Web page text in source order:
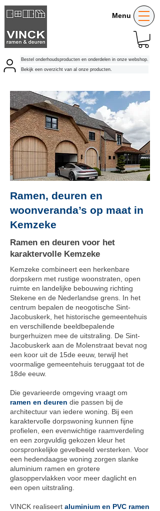
Bekijk een overzicht van al onze producten.
Bestel onderhoudsproducten en onderdelen in onze webshop.
Menu
Ramen, deuren en
woonveranda’s op maat in
Kemzeke
Ramen en deuren voor het
karaktervolle Kemzeke
Kemzeke combineert een herkenbare
dorpskern met rustige woonstraten, open
ruimte en landelijke bebouwing richting
Stekene en de Nederlandse grens. In het
centrum bepalen de neogotische Sint-
Jacobuskerk, het historische gemeentehuis
en verschillende beeldbepalende
burgerhuizen mee de uitstraling. De Sint-
Jacobuskerk aan de Molenstraat bevat nog
een koor uit de 15de eeuw, terwijl het
voormalige gemeentehuis teruggaat tot de
18de eeuw.
Die gevarieerde omgeving vraagt om
ramen en deuren die passen bij de
architectuur van iedere woning. Bij een
karaktervolle dorpswoning kunnen fijne
profielen, een evenwichtige raamverdeling
en een zorgvuldig gekozen kleur het
oorspronkelijke gevelbeeld versterken. Voor
een hedendaagse woning zorgen slanke
aluminium ramen en grotere
glasoppervlakken voor meer daglicht en
een open uitstraling.
VINCK realiseert aluminium en PVC ramen